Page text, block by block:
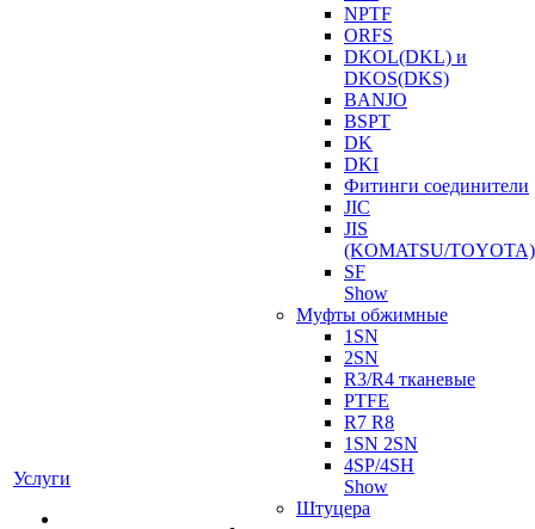
Услуги
NPTF
ORFS
DKOL(DKL) и
DKOS(DKS)
BANJO
BSPT
DK
DKI
Фитинги соединители
JIC
JIS
(KOMATSU/TOYOTA)
SF
Show
Муфты обжимные
1SN
2SN
R3/R4 тканевые
PTFE
R7 R8
1SN 2SN
4SP/4SH
Show
Штуцера